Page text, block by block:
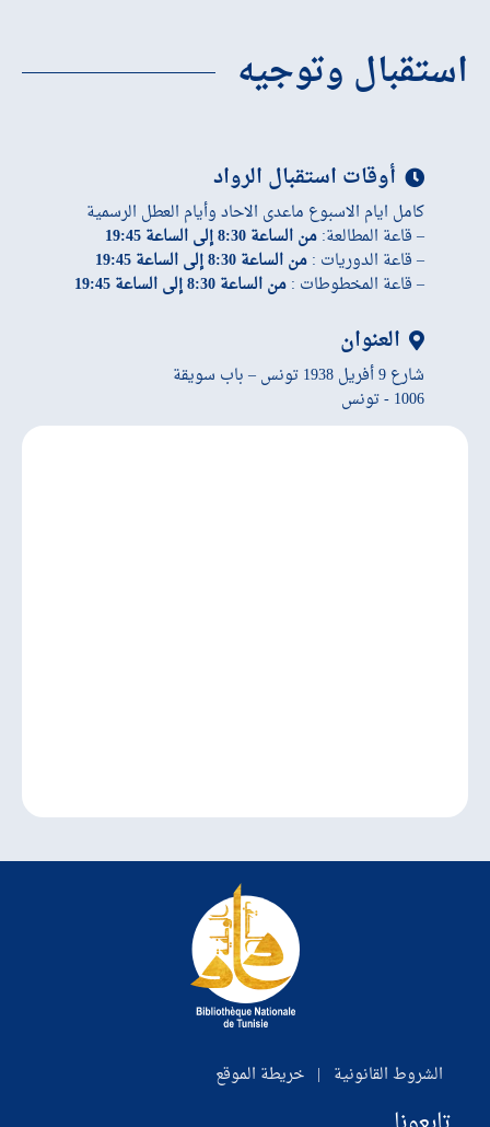
استقبال وتوجيه
أوقات استقبال الرواد
كامل ايام الاسبوع ماعدى الاحاد وأيام العطل الرسمية
– قاعة المطالعة:من الساعة 8:30 إلى الساعة 19:45
– قاعة الدوريات :من الساعة 8:30 إلى الساعة 19:45
– قاعة المخطوطات :من الساعة 8:30 إلى الساعة 19:45
العنوان
شارع 9 أفريل 1938 تونس – باب سويقة
1006 - تونس
الشروط القانونية | خريطة الموقع